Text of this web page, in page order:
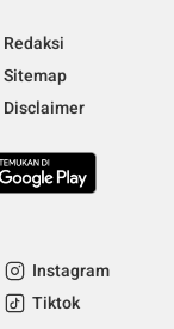
Redaksi
Sitemap
Disclaimer
Instagram
Tiktok